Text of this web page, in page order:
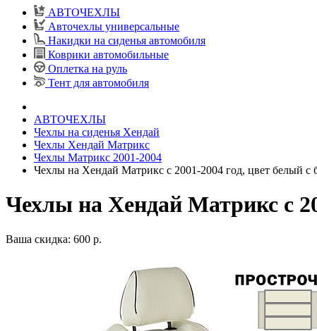
АВТОЧЕХЛЫ
Авточехлы универсальные
Накидки на сиденья автомобиля
Коврики автомобильные
Оплетка на руль
Тент для автомобиля
АВТОЧЕХЛЫ
Чехлы на сиденья Хендай
Чехлы Хендай Матрикс
Чехлы Матрикс 2001-2004
Чехлы на Хендай Матрикс с 2001-2004 год, цвет белый с
Чехлы на Хендай Матрикс с
Ваша скидка: 600 р.